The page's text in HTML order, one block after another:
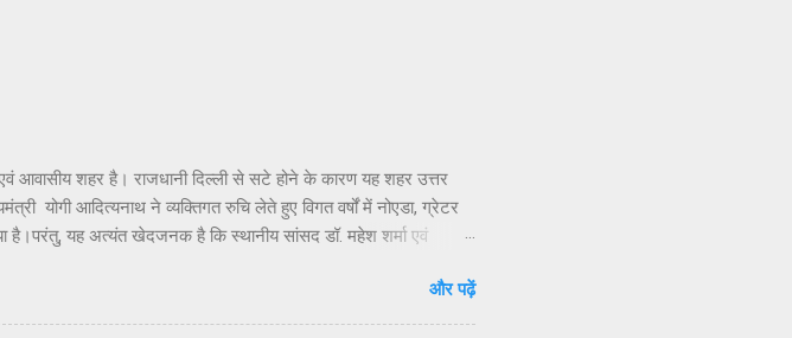
आवासीय शहर है। राजधानी दिल्ली से सटे होने के कारण यह शहर उत्तर
योगी आदित्यनाथ ने व्यक्तिगत रुचि लेते हुए विगत वर्षों में नोएडा, ग्रेटर
है।परंतु, यह अत्यंत खेदजनक है कि स्थानीय सांसद डॉ. महेश शर्मा एवं
यह कहना है नोएडा के विभिन्न सेक्टरों के निवासियों का. आवासीय कल्याण संगठन
के हल न होने के कारण जनप्रतिनिधियों की निष्क्रियता बताया है.
और पढ़ें